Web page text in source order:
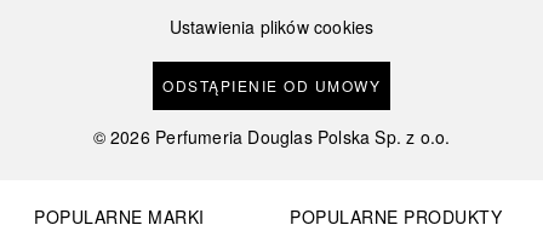
Ustawienia plików cookies
ODSTĄPIENIE OD UMOWY
©2026 Perfumeria Douglas Polska Sp. z o.o.
POPULARNE MARKI
POPULARNE PRODUKTY